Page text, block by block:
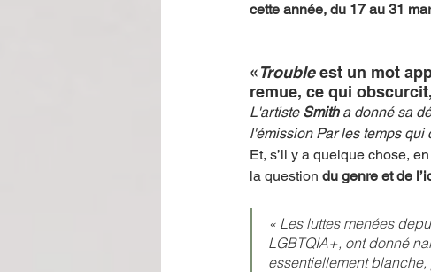
Événement Validé par Romane.
Annuaire Théâtre -
cette année, du 17 au 31
«Trouble est un mot
remue, ce qui
L'artiste Smith a donné sa
l'émission Par les temps qui
Et, s’il y a quelque chose,
la question du genre et de
« Les luttes menées
LGBTQIA+, ont donné
essentiellement